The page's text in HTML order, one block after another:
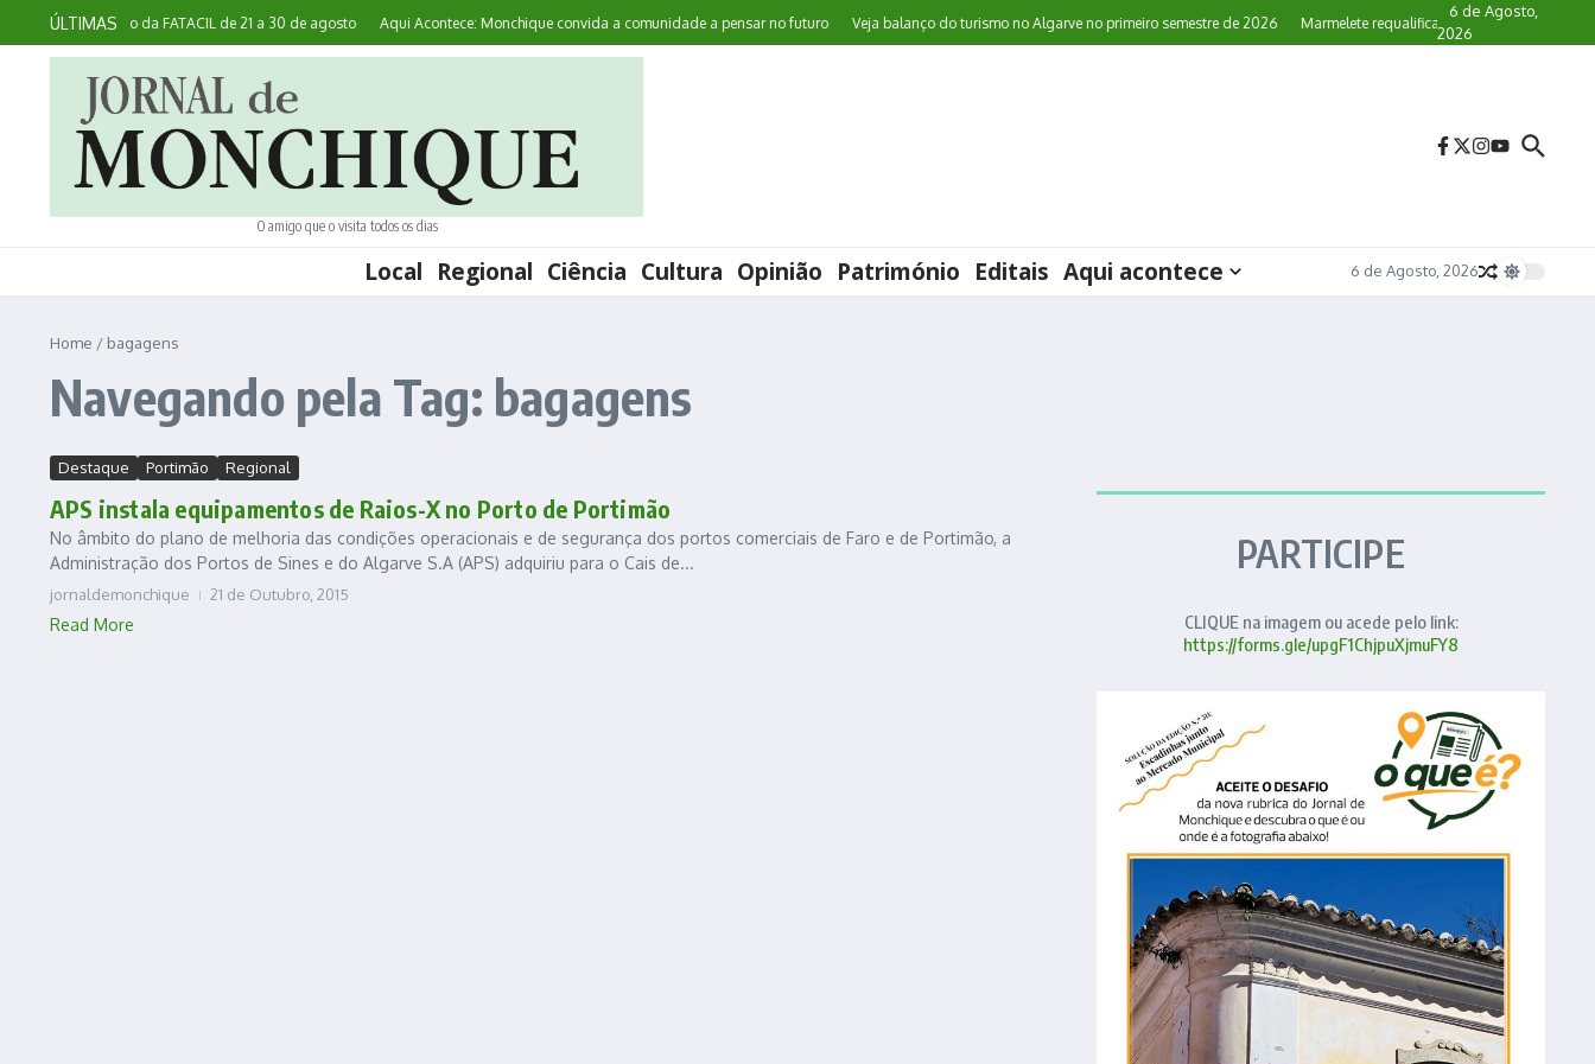
Ir para o conteúdo
ÚLTIMAS
45ª edição da FATACIL de 21 a 30 de agosto Aqui Acontece: Monchique convida a comunidade a pensar no futuro Veja balanço do turismo no Algarve no primeiro semestre de 2026 Marmelete requalifica paragens de autocarro
6 de Agosto,
2026
O amigo que o visita todos os dias
Local Regional Ciência Cultura Opinião Património Editais Aqui acontece 6 de Agosto, 2026
Home / bagagens
Navegando pela Tag: bagagens
Destaque Portimão Regional
APS instala equipamentos de Raios-X no Porto de Portimão
No âmbito do plano de melhoria das condições operacionais e de segurança dos portos comerciais de Faro e de Portimão, a
Administração dos Portos de Sines e do Algarve S.A (APS) adquiriu para o Cais de...
jornaldemonchique 21 de Outubro, 2015
Read More
PARTICIPE
CLIQUE na imagem ou acede pelo link:
https://forms.gle/upgF1ChjpuXjmuFY8